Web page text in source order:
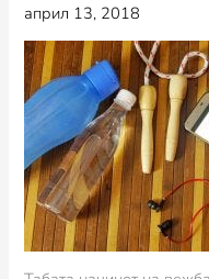
април 13, 2018